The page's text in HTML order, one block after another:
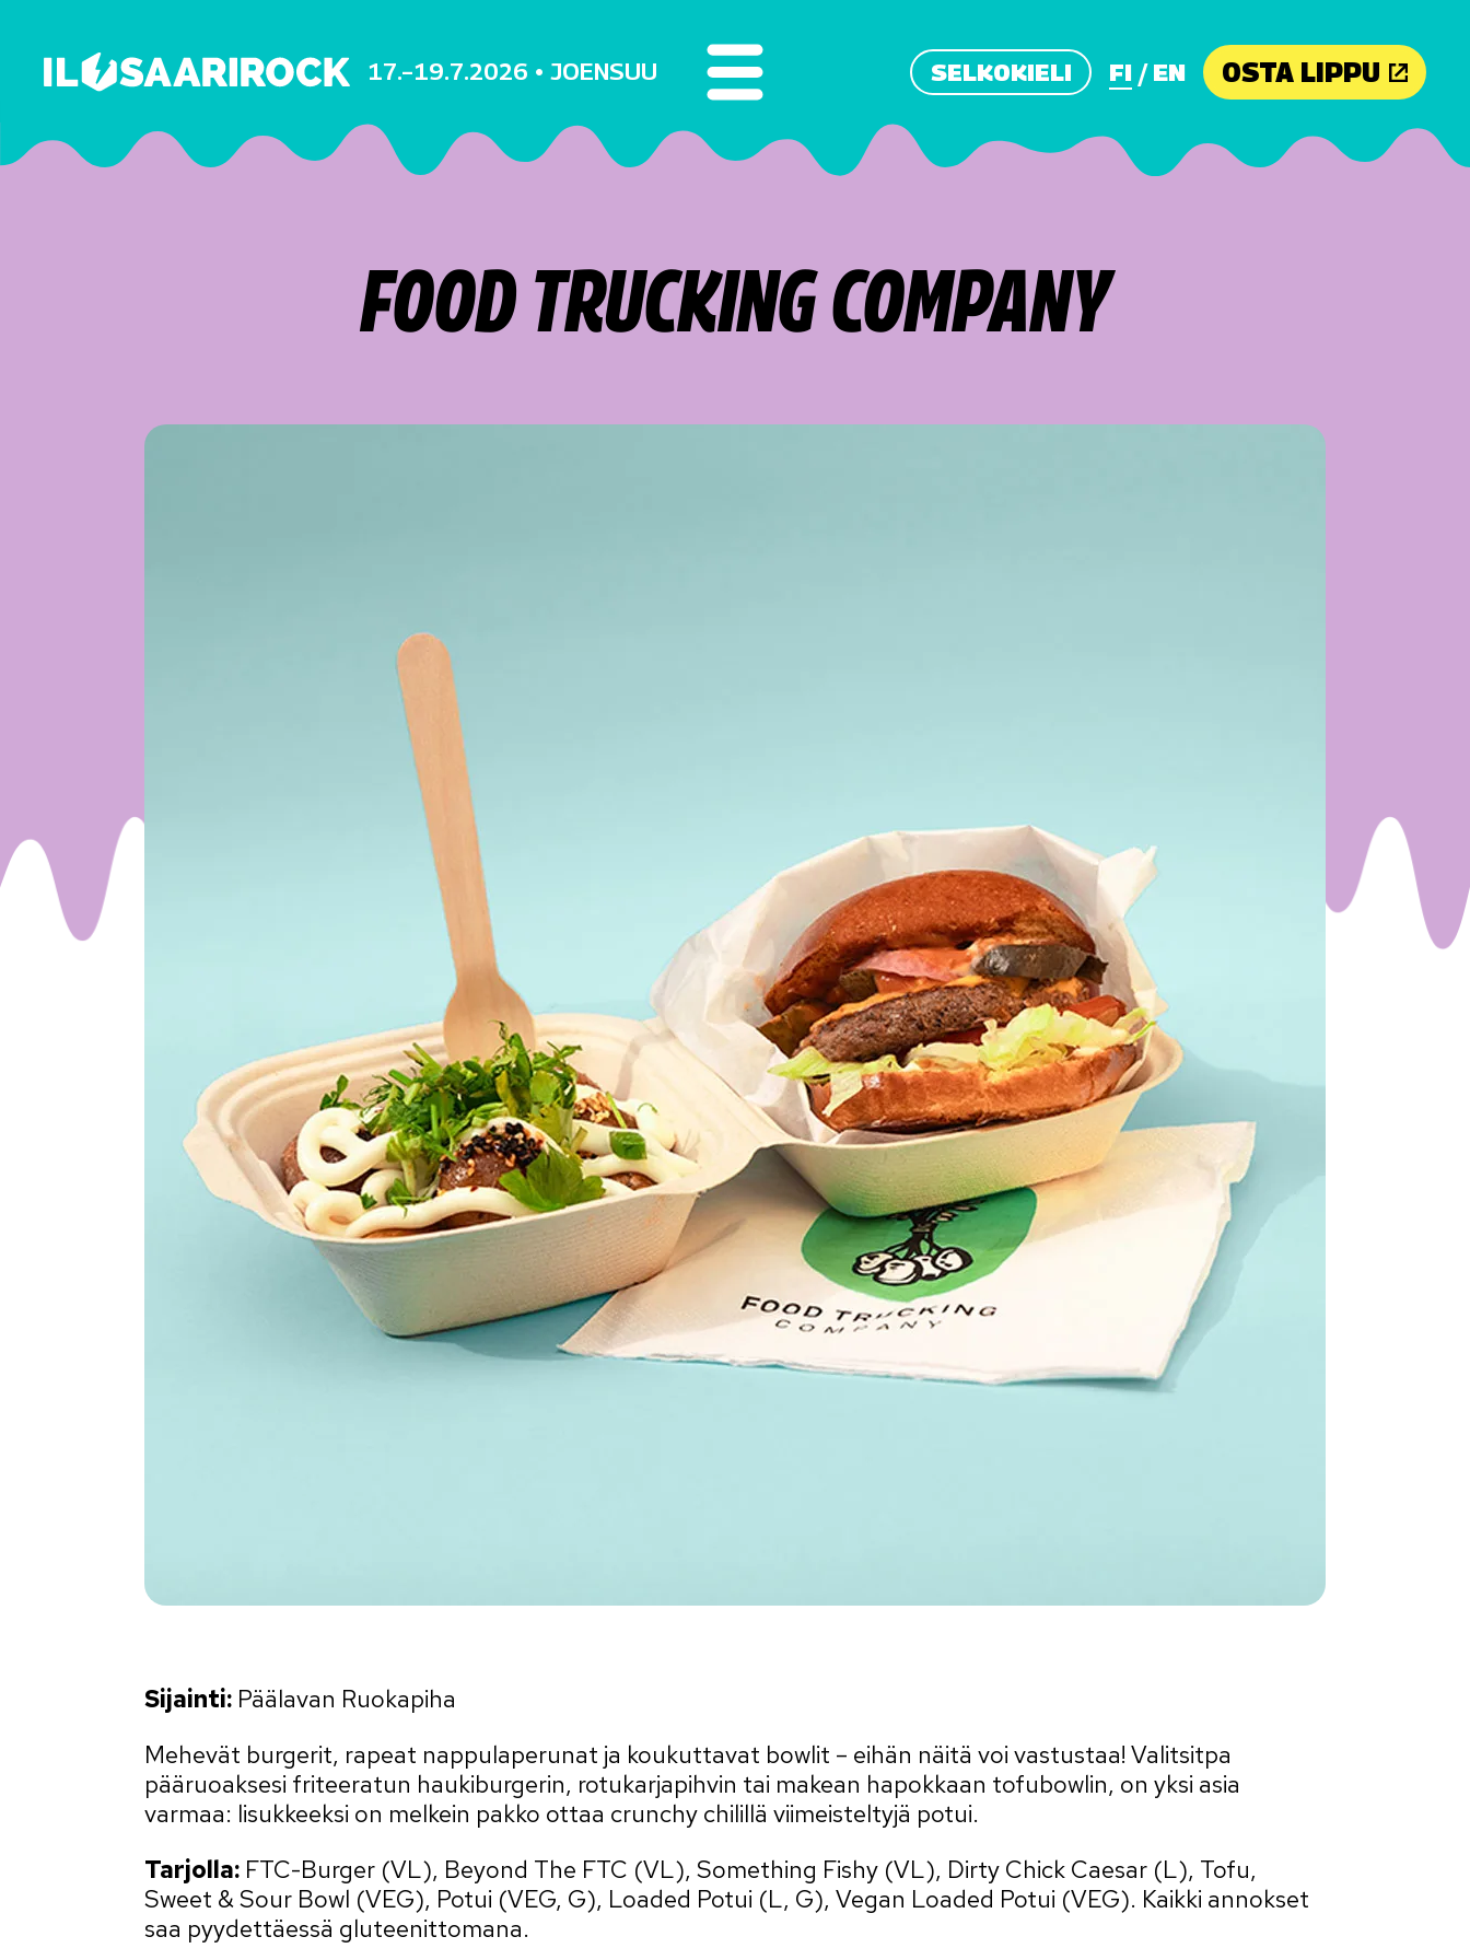
17.–19.7.2026 • JOENSUU SELKOKIELI FI EN OSTA LIPPU
FOOD TRUCKING COMPANY
Sijainti: Päälavan Ruokapiha
Mehevät burgerit, rapeat nappulaperunat ja koukuttavat bowlit – eihän näitä voi vastustaa! Valitsitpa
pääruoaksesi friteeratun haukiburgerin, rotukarjapihvin tai makean hapokkaan tofubowlin, on yksi asia
varmaa: lisukkeeksi on melkein pakko ottaa crunchy chilillä viimeisteltyjä potui.
Tarjolla: FTC-Burger (VL), Beyond The FTC (VL), Something Fishy (VL), Dirty Chick Caesar (L), Tofu,
Sweet & Sour Bowl (VEG), Potui (VEG, G), Loaded Potui (L, G), Vegan Loaded Potui (VEG). Kaikki annokset
saa pyydettäessä gluteenittomana.